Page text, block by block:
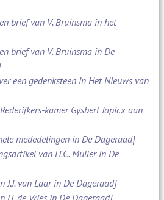
brief van V. Bruinsma in het
brief van V. Bruinsma in De
een gedenksteen in Het Nieuws van
kamer Gysbert Japicx aan
mededelingen in De Dageraad]
van H.C. Muller in De
van Laar in De Dageraad]
H. de Vries in De Dageraad]